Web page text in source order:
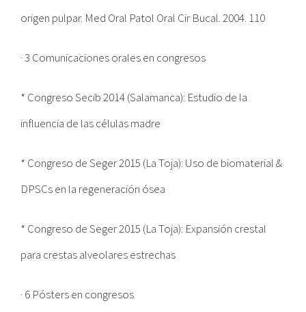
origen pulpar. Med Oral Patol Oral Cir Bucal. 2004. 110
· 3 Comunicaciones orales en congresos
* Congreso Secib 2014 (Salamanca): Estudio de la
influencia de las células madre
* Congreso de Seger 2015 (La Toja): Uso de biomaterial &
DPSCs en la regeneración ósea
* Congreso de Seger 2015 (La Toja): Expansión crestal
para crestas alveolares estrechas
· 6 Pósters en congresos